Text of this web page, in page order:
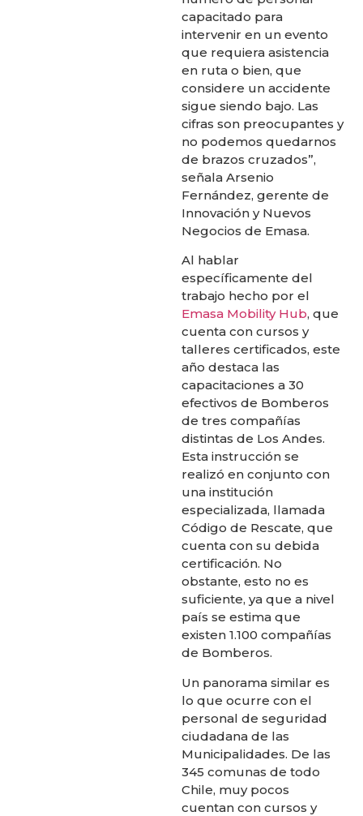
capacitado para
intervenir en un evento
que requiera asistencia
en ruta o bien, que
considere un accidente
sigue siendo bajo. Las
cifras son preocupantes y
no podemos quedarnos
de brazos cruzados”,
señala Arsenio
Fernández, gerente de
Innovación y Nuevos
Negocios de Emasa.
Al hablar
específicamente del
trabajo hecho por el
Emasa Mobility Hub, que
cuenta con cursos y
talleres certificados, este
año destaca las
capacitaciones a 30
efectivos de Bomberos
de tres compañías
distintas de Los Andes.
Esta instrucción se
realizó en conjunto con
una institución
especializada, llamada
Código de Rescate, que
cuenta con su debida
certificación. No
obstante, esto no es
suficiente, ya que a nivel
país se estima que
existen 1.100 compañías
de Bomberos.
Un panorama similar es
lo que ocurre con el
personal de seguridad
ciudadana de las
Municipalidades. De las
345 comunas de todo
Chile, muy pocos
cuentan con cursos y